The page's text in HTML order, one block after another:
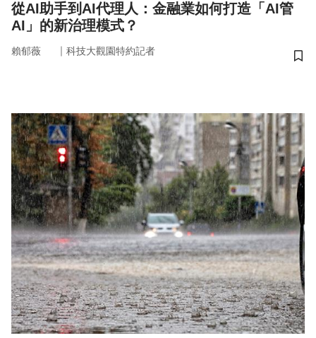
從AI助手到AI代理人：金融業如何打造「AI管
AI」的新治理模式？
賴郁薇 ｜ 科技大觀園特約記者
儲